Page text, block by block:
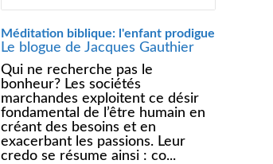
Méditation biblique: l'enfant prodigue
Le blogue de Jacques Gauthier
Qui ne recherche pas le
bonheur? Les sociétés
marchandes exploitent ce désir
fondamental de l’être humain en
créant des besoins et en
exacerbant les passions. Leur
credo se résume ainsi : co...